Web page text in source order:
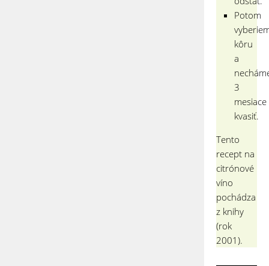
Potom
kôru
a
3
mesiace
kvasiť.
Tento
recept na
citrónové
víno
pochádza
z knihy
(rok
2001).